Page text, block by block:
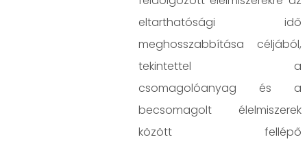
eltarthatósági idő
meghosszabbítása céljából,
tekintettel a
csomagolóanyag és a
becsomagolt élelmiszerek
között fellépő